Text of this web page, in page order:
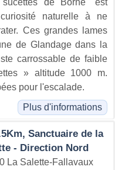
naturelle à ne
Ces grandes lames
de Glandage dans la
carrossable de faible
» altitude 1000 m.
pour l'escalade.
Plus d'informations
Sanctuaire de la
- Direction Nord
La Salette-Fallavaux